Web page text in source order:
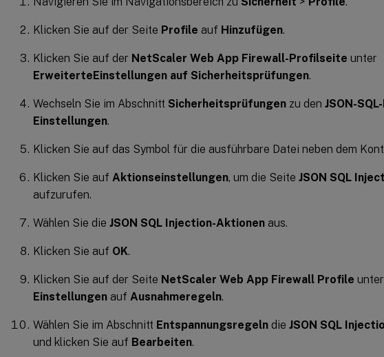
Klicken Sie auf der Seite Profile auf Hinzufügen.
Klicken Sie auf der NetScaler Web App Firewall-Profilseite unter
ErweiterteEinstellungen auf Sicherheitsprüfungen.
Wechseln Sie im Abschnitt Sicherheitsprüfungen zu den JSON-
Einstellungen.
Klicken Sie auf das Symbol für die ausführbare Datei neben dem
Klicken Sie auf Aktionseinstellungen, um die Seite JSON SQL
aufzurufen.
Wählen Sie die JSON SQL Injection-Aktionen aus.
Klicken Sie auf OK.
Klicken Sie auf der Seite NetScaler Web App Firewall Profile unter
Einstellungen auf Ausnahmeregeln.
Wählen Sie im Abschnitt Entspannungsregeln die JSON SQL
und klicken Sie auf Bearbeiten.